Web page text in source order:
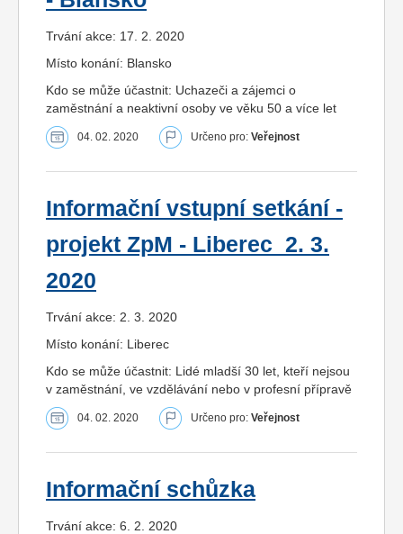
Trvání akce: 17. 2. 2020
Místo konání: Blansko
Kdo se může účastnit: Uchazeči a zájemci o
zaměstnání a neaktivní osoby ve věku 50 a více let
04. 02. 2020 Určeno pro: Veřejnost
Informační vstupní setkání -
projekt ZpM - Liberec_2. 3.
2020
Trvání akce: 2. 3. 2020
Místo konání: Liberec
Kdo se může účastnit: Lidé mladší 30 let, kteří nejsou
v zaměstnání, ve vzdělávání nebo v profesní přípravě
04. 02. 2020 Určeno pro: Veřejnost
Informační schůzka
Trvání akce: 6. 2. 2020